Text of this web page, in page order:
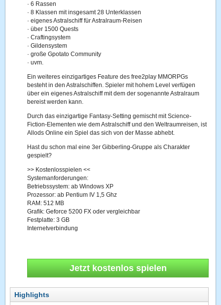
· 6 Rassen
· 8 Klassen mit insgesamt 28 Unterklassen
· eigenes Astralschiff für Astralraum-Reisen
· über 1500 Quests
· Craftingsystem
· Gildensystem
· große Gpotato Community
· uvm.
Ein weiteres einzigartiges Feature des free2play MMORPGs
besteht in den Astralschiffen. Spieler mit hohem Level verfügen
über ein eigenes Astralschiff mit dem der sogenannte Astralraum
bereist werden kann.
Durch das einzigartige Fantasy-Setting gemischt mit Science-
Fiction-Elementen wie dem Astralschiff und den Weltraumreisen, ist
Allods Online ein Spiel das sich von der Masse abhebt.
Hast du schon mal eine 3er Gibberling-Gruppe als Charakter
gespielt?
>> Kostenlosspielen <<
Systemanforderungen:
Betriebssystem: ab Windows XP
Prozessor: ab Pentium IV 1,5 Ghz
RAM: 512 MB
Grafik: Geforce 5200 FX oder vergleichbar
Festplatte: 3 GB
Internetverbindung
Jetzt kostenlos spielen
Highlights